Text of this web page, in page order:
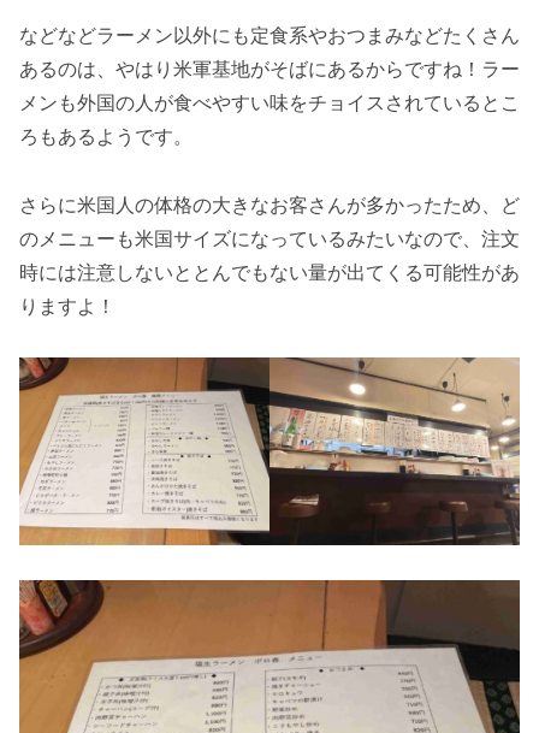
などなどラーメン以外にも定食系やおつまみなどたくさん
あるのは、やはり米軍基地がそばにあるからですね！ラー
メンも外国の人が食べやすい味をチョイスされているとこ
ろもあるようです。
さらに米国人の体格の大きなお客さんが多かったため、
ど
のメニューも米国サイズになっているみたいなので、注文
時には注意しないととんでもない量が出てくる可能性があ
りますよ！